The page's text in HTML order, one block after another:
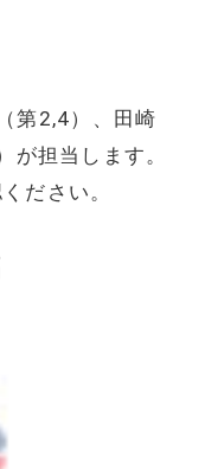
第2,4）、田崎
が担当します。
ださい。